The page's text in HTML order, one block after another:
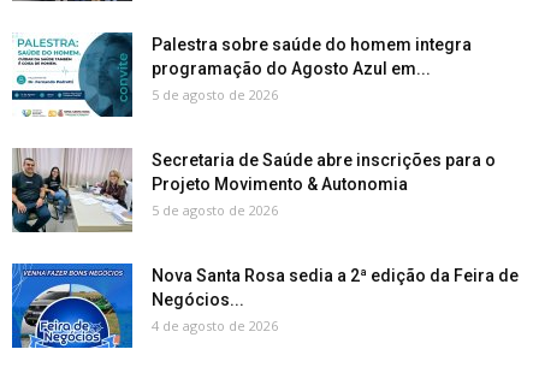
Palestra sobre saúde do homem integra
programação do Agosto Azul em...
5 de agosto de 2026
Secretaria de Saúde abre inscrições para o
Projeto Movimento & Autonomia
5 de agosto de 2026
Nova Santa Rosa sedia a 2ª edição da Feira de
Negócios...
4 de agosto de 2026